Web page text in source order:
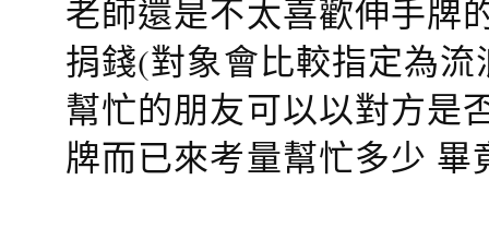
老師還是不太喜歡伸手牌
捐錢(對象會比較指定為
幫忙的朋友可以以對方是
牌而已來考量幫忙多少